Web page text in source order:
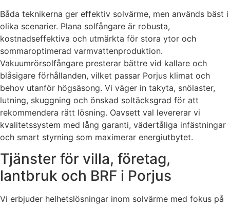
Båda teknikerna ger effektiv solvärme, men används bäst i
olika scenarier. Plana solfångare är robusta,
kostnadseffektiva och utmärkta för stora ytor och
sommaroptimerad varmvattenproduktion.
Vakuumrörsolfångare presterar bättre vid kallare och
blåsigare förhållanden, vilket passar Porjus klimat och
behov utanför högsäsong. Vi väger in takyta, snölaster,
lutning, skuggning och önskad soltäcksgrad för att
rekommendera rätt lösning. Oavsett val levererar vi
kvalitetssystem med lång garanti, vädertåliga infästningar
och smart styrning som maximerar energiutbytet.
Tjänster för villa, företag,
lantbruk och BRF i Porjus
Vi erbjuder helhetslösningar inom solvärme med fokus på